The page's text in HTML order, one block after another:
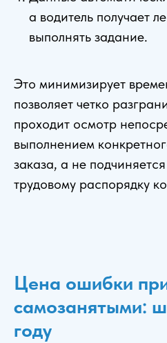
а водитель получает
выполнять задание.
Это минимизирует
позволяет четко
проходит осмотр
выполнением
заказа, а не
трудовому распорядку
Цена ошибки
самозанятыми:
году